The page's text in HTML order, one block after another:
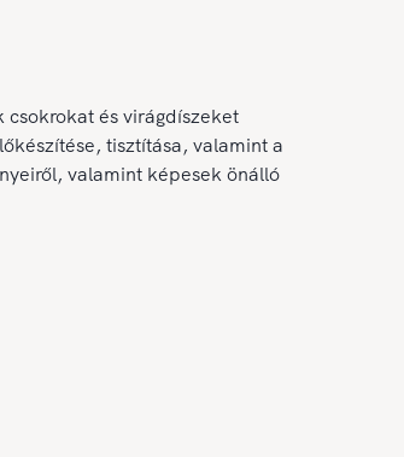
és virágdíszeket
tisztítása, valamint a
valamint képesek önálló